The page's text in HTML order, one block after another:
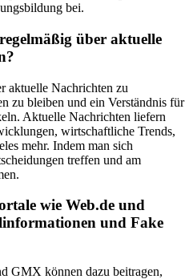
bei.
über aktuelle
aktuelle Nachrichten zu
zu bleiben und ein Verständnis für
Aktuelle Nachrichten liefern
wirtschaftliche Trends,
mehr. Indem man sich
treffen und am
wie Web.de und
und Fake
GMX können dazu beitragen,